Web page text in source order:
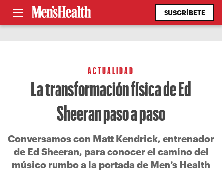
SUSCRÍBETE
ACTUALIDAD
La transformación física de Ed
Sheeran paso a paso
Conversamos con Matt Kendrick, entrenador
de Ed Sheeran, para conocer el camino del
músico rumbo a la portada de Men’s Health